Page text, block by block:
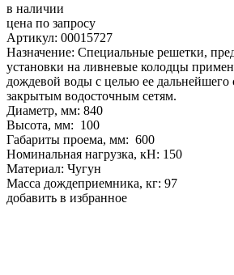
в наличии
цена по запросу
Артикул: 00015727
Назначение: Специальные решетки,
установки на ливневые колодцы
дождевой воды с целью ее дальнейшего
закрытым водосточным сетям.
Диаметр, мм: 840
Высота, мм: 100
Габариты проема, мм: 600
Номинальная нагрузка, кН: 150
Материал: Чугун
Масса дождеприемника, кг: 97
добавить в избранное